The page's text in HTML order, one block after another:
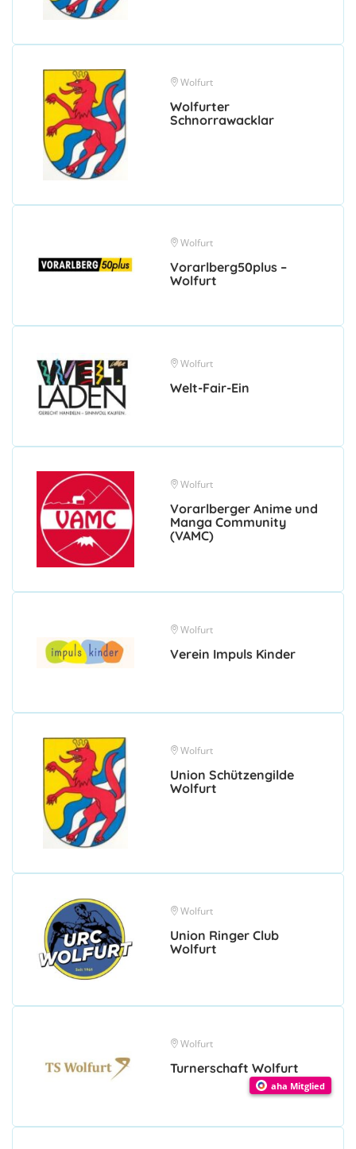
Wolfurt
Wolfurter
Schnorrawacklar
Wolfurt
Vorarlberg50plus –
Wolfurt
Wolfurt
Welt-Fair-Ein
Wolfurt
Vorarlberger Anime und
Manga Community
(VAMC)
Wolfurt
Verein Impuls Kinder
Wolfurt
Union Schützengilde
Wolfurt
Wolfurt
Union Ringer Club
Wolfurt
Wolfurt
Turnerschaft Wolfurt
aha Mitglied